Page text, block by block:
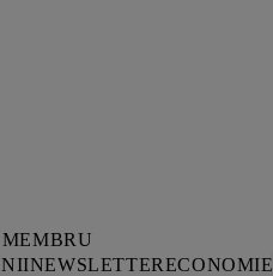
NEWSLETTERECONOMIE